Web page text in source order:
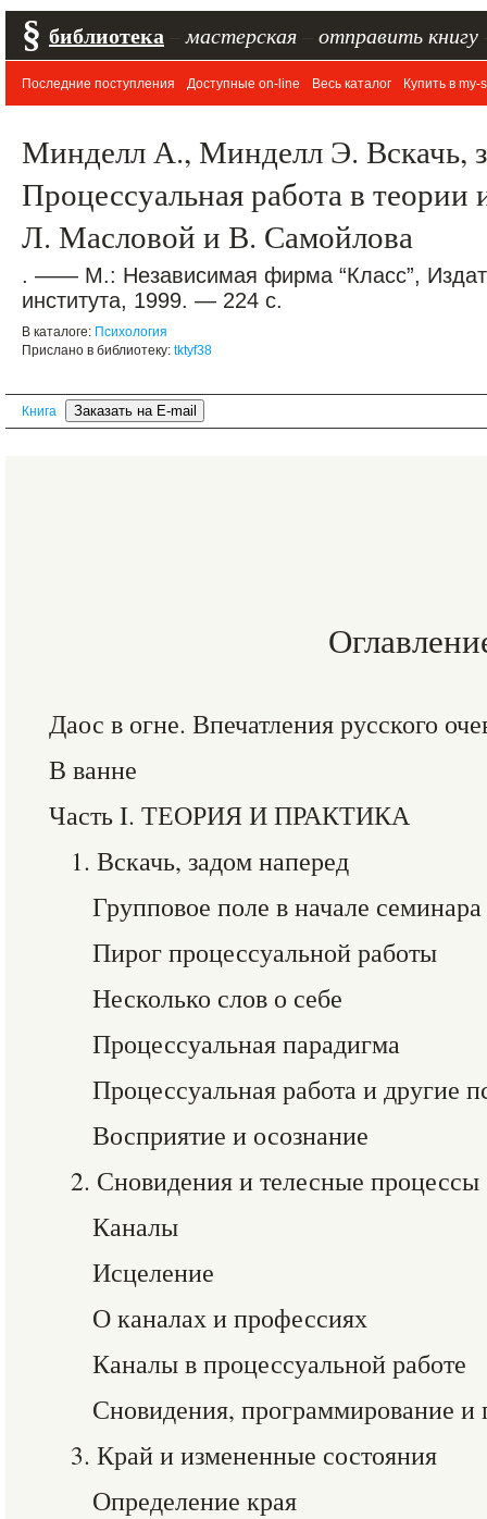
§ библиотека мастерская отправить книгу
Последние поступления Доступные on-line Весь каталог Купить в my-
Минделл А., Минделл Э. Вскачь,
Процессуальная работа в теории
Л. Масловой и В. Самойлова
. —— М.: Независимая фирма “Класс”,
института, 1999. — 224 с.
В каталоге: Психология
Прислано в библиотеку: tktyf38
Книга
Даос в огне. Впечатления русского
В ванне
Часть I. ТЕОРИЯ И ПРАКТИКА
1. Вскачь, задом наперед
Групповое поле в начале семинара
Пирог процессуальной работы
Несколько слов о себе
Процессуальная парадигма
Процессуальная работа и другие
Восприятие и осознание
2. Сновидения и телесные процессы
Каналы
Исцеление
О каналах и профессиях
Каналы в процессуальной работе
Сновидения, программирование и
3. Край и измененные состояния
Определение края